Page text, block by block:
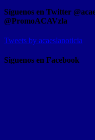
Síguenos en Twitter
@PromoACAVzla
Tweets by acaeslanoticia
Siguenos en Facebook